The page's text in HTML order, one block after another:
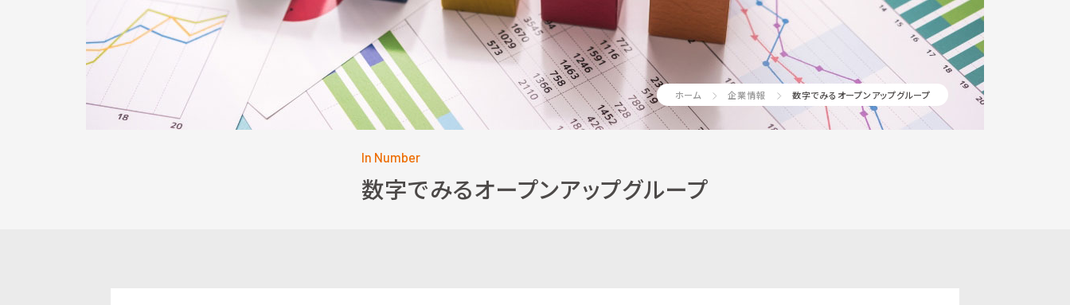
In Number
数字でみるオープンアップグループ
ホーム 企業情報 数字でみるオープンアップグループ